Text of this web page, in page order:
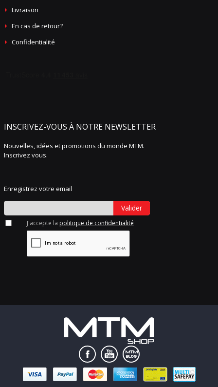
Livraison
En cas de retour?
Confidentialité
INSCRIVEZ-VOUS À NOTRE NEWSLETTER
Nouvelles, idées et promotions du monde MTM.
Inscrivez vous.
Enregistrez votre email
Valider
J'accepte la politique de confidentialité